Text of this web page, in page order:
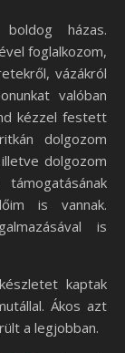
foglalkozom,
vázákról
valóban
kézzel festett
dolgozom
dolgozom
is vannak.
is
kaptak
Ákos azt
a legjobban.